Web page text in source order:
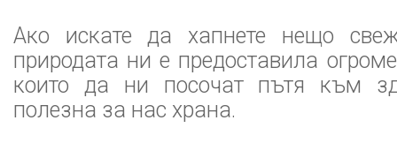
Ако искате да хапнете нещо
природата ни е предоставила
които да ни посочат пътя към
полезна за нас храна.